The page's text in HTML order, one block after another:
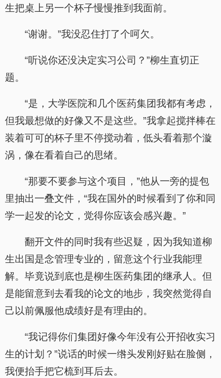
生把桌上另一个杯子慢慢推到我面前。
“谢谢。”我没忍住打了个呵欠。
“听说你还没决定实习公司？”柳生直切正
题。
“是，大学医院和几个医药集团我都有考虑，
但我最想做的好像又不是这些。”我拿起搅拌棒在
装着可可的杯子里不停搅动着，低头看着那个漩
涡，像在看着自己的思绪。
“那要不要参与这个项目，”他从一旁的提包
里抽出一叠文件，“我在国外的时候看到了你和同
学一起发的论文，觉得你应该会感兴趣。”
翻开文件的同时我有些迟疑，因为我知道柳
生出国是念管理专业的，留意这个行业我能理
解。毕竟说到底也是柳生医药集团的继承人。但
是能留意到去看我的论文的地步，我突然觉得自
己以前佩服他成绩好是有理由的。
“我记得你们集团好像今年没有公开招收实习
生的计划？”说话的时候一绺头发刚好贴在脸侧，
我便抬手把它梳到耳后去。